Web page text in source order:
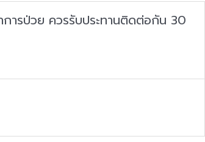
การป่วย ควรรับประทานติดต่อกัน 30